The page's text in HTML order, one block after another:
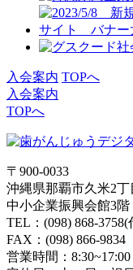
入会案内 TOPへ
入会案内
TOPへ
〒900-0033
沖縄県那覇市久米2丁
中小企業振興会館3階
TEL：(098) 868-3758(
FAX：(098) 866-9834
営業時間：